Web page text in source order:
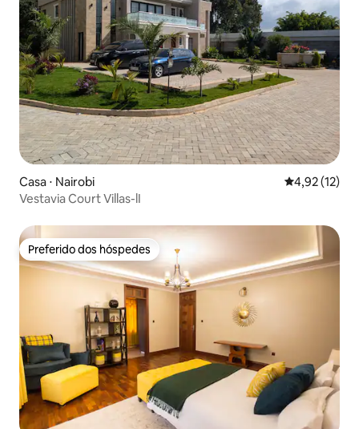
Casa ⋅ Nairobi 4,92 de uma
4,92 (12)
Vestavia Court Villas-lI
Preferido dos hóspedes
Preferido dos hóspedes